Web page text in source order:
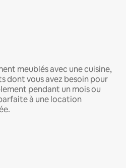
meublés avec une cuisine,
dont vous avez besoin pour
pendant un mois ou
à une location